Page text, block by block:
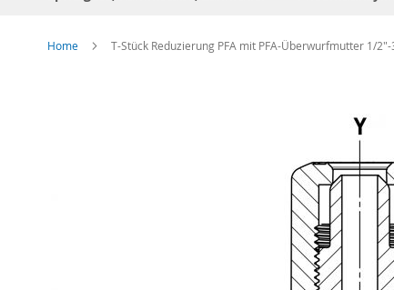
Home T-Stück Reduzierung PFA mit PFA-Überwurfmutter 1/